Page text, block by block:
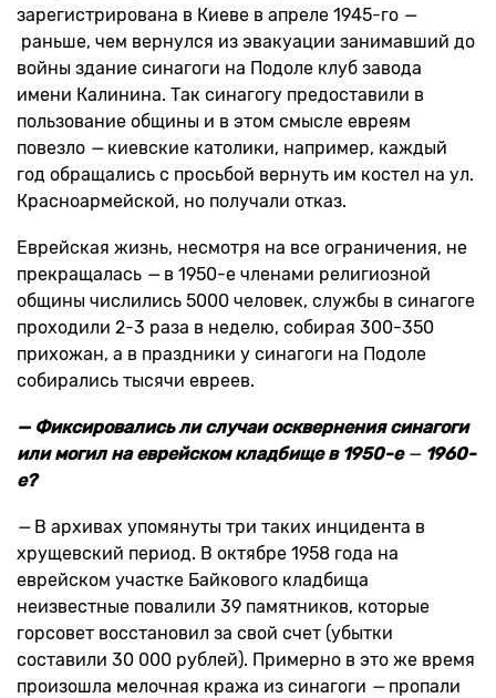
зарегистрирована в Киеве в апреле 1945-го —
раньше, чем вернулся из эвакуации занимавший до
войны здание синагоги на Подоле клуб завода
имени Калинина. Так синагогу предоставили в
пользование общины и в этом смысле евреям
повезло —киевские католики, например, каждый
год обращались с просьбой вернуть им костел на ул.
Красноармейской, но получали отказ.
Еврейская жизнь, несмотря на все ограничения, не
прекращалась —в 1950-е членами религиозной
общины числились 5000 человек, службы в синагоге
проходили 2-3 раза в неделю, собирая 300-350
прихожан, а в праздники у синагоги на Подоле
собирались тысячи евреев.
— Фиксировались ли случаи осквернения синагоги
или могил на еврейском кладбище в 1950-е — 1960-
е?
— В архивах упомянуты три таких инцидента в
хрущевский период. В октябре 1958 года на
еврейском участке Байкового кладбища
неизвестные повалили 39 памятников, которые
горсовет восстановил за свой счет (убытки
составили 30 000 рублей). Примерно в это же время
произошла мелочная кража из синагоги —пропали